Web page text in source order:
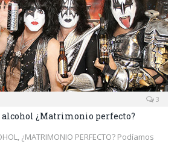
3
alcohol ¿Matrimonio perfecto?
¿MATRIMONIO PERFECTO? Podíamos